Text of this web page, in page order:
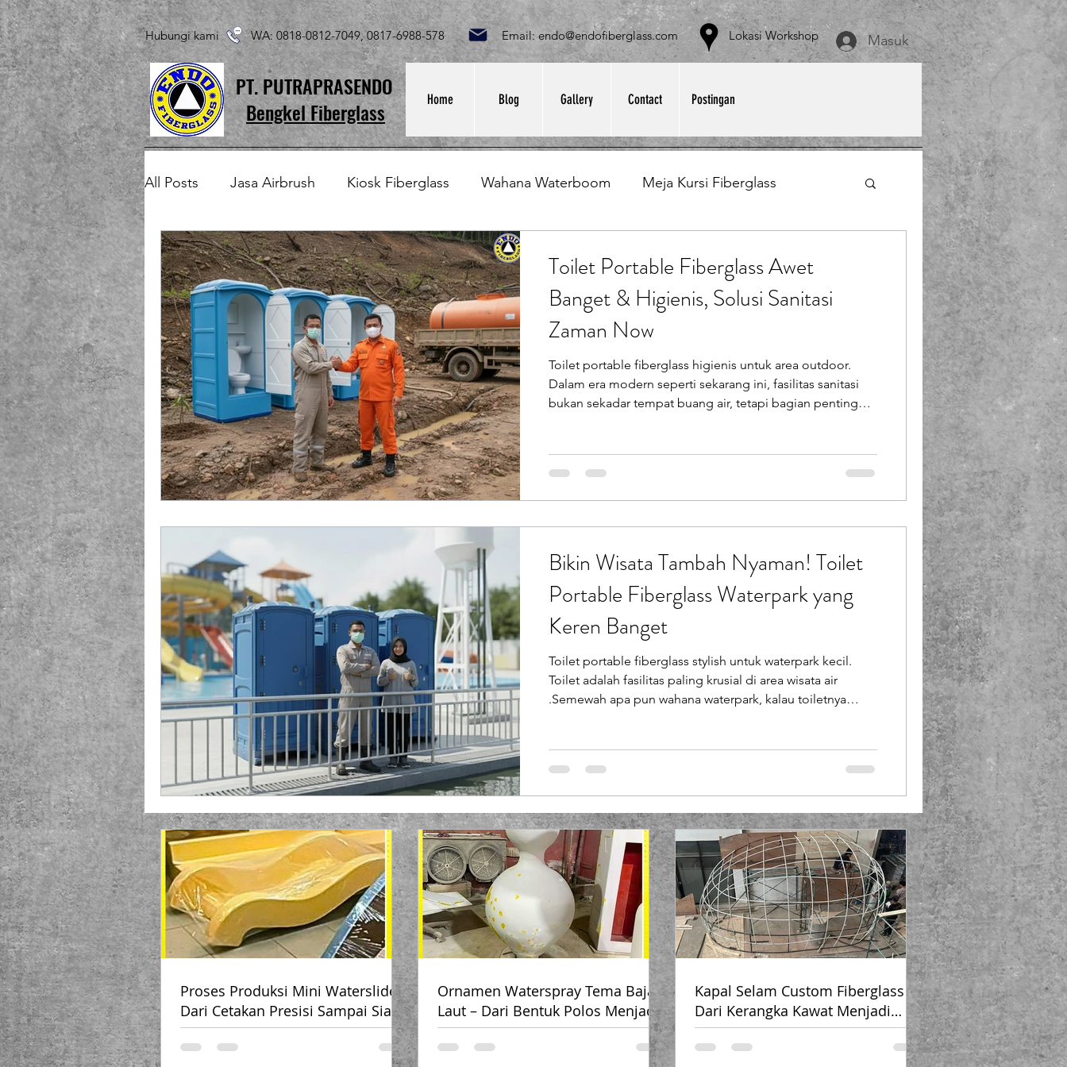
Hubungi kami WA: 0818-0812-7049, 0817-6988-578 Email:endo@endofiberglass.com Lokasi Workshop Masuk
Bengkel Fiberglass
PT. PUTRAPRASENDO Home Blog Gallery Contact Postingan
All Posts Jasa Airbrush Kiosk Fiberglass Wahana Waterboom Meja Kursi Fiberglass
Produk Fiberglass Custom Bak Fiberglass Sirkus Waterplay
Patung Fiberglass Tempat Sampah Fiberglass Lining Fiberglass Ilmu Fiberglass
Playground Fiberglass Toilet Portable Sepeda Air Box Motor Delivery Booth Fiberglass
Life Jacket Box Storage Fiberglass Tangki Panel Fiberglass
Toilet Portable Fiberglass Awet
Banget & Higienis, Solusi Sanitasi
Zaman Now
Toilet portable fiberglass higienis untuk area outdoor.
Dalam era modern seperti sekarang ini, fasilitas sanitasi
bukan sekadar tempat buang air, tetapi bagian penting
menjadi solusi ideal baik untuk area proyek konstruksi ,
event outdoor besar , maupun rekreasi seperti waterpark
kecil dan taman wisata . Toilet portable fiberglass dari
Bikin Wisata Tambah Nyaman! Toilet
Portable Fiberglass Waterpark yang
Keren Banget
Toilet portable fiberglass stylish untuk waterpark kecil.
Toilet adalah fasilitas paling krusial di area wisata air
.Semewah apa pun wahana waterpark, kalau toiletnya
Putra Prasendo Berkarya) menjadi solusi yang: ✔ Tahan
cuaca ✔ Higienis ✔ Stylish mengikuti tema waterpark ✔
Mudah dipindahkan sesuai kebutuhan o
Proses Produksi Mini Waterslide –
Dari Cetakan Presisi Sampai Siap
Bikin Anak-anak Heboh!
Ornamen Waterspray Tema Bajak
Laut – Dari Bentuk Polos Menjadi
Penuh Cerita
Kapal Selam Custom Fiberglass –
Dari Kerangka Kawat Menjadi
Ruang Unik yang Menakjubkan 🚤
✨